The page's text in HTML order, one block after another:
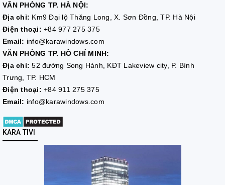
VĂN PHÒNG TP. HÀ NỘI:
Địa chỉ: Km9 Đại lộ Thăng Long, X. Sơn Đồng, TP. Hà Nội
Điện thoại: +84 977 275 375
Email: info@karawindows.com
VĂN PHÒNG TP. HỒ CHÍ MINH:
Địa chỉ:52 đường Song Hành, KĐT Lakeview city, P. Bình
Trưng, TP. HCM
Điện thoại: +84 911 275 375
Email: info@karawindows.com
KARA TIVI